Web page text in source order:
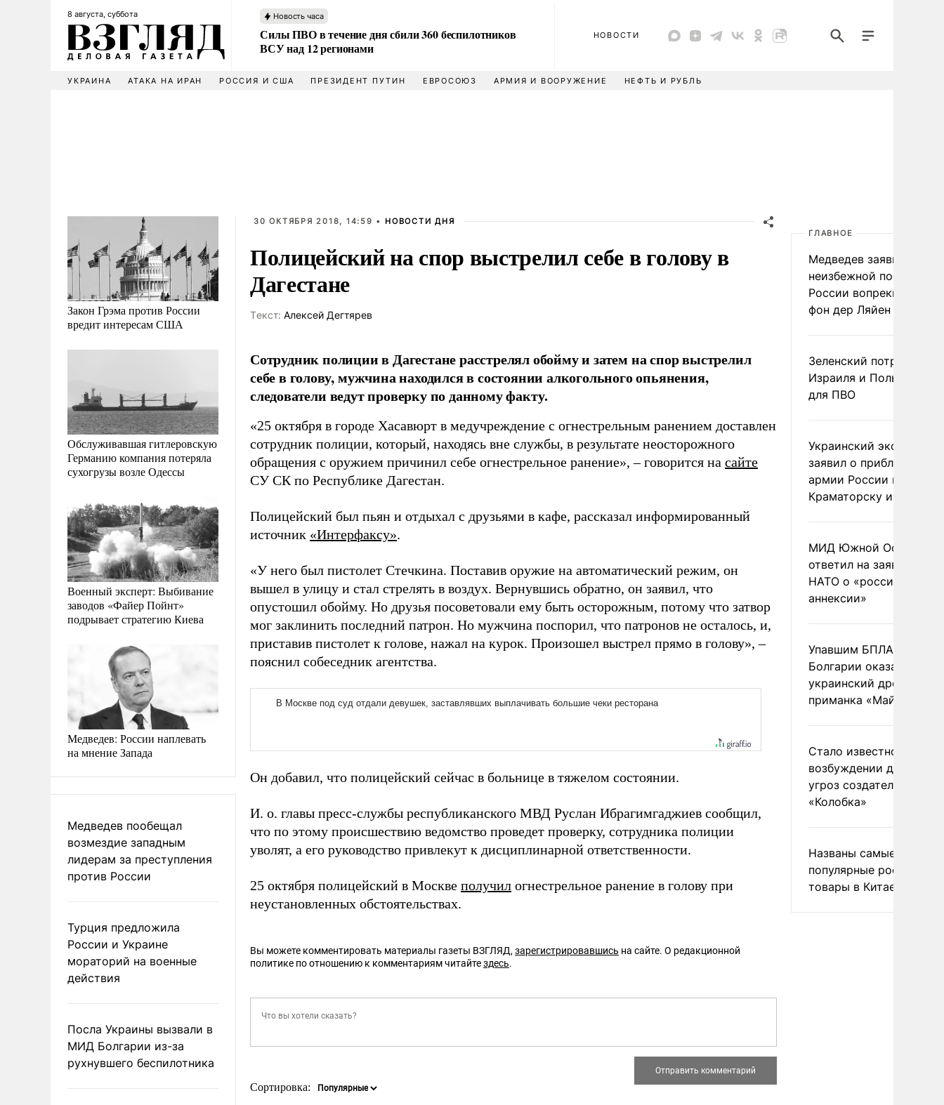
8 августа, суббота Новость часа
Силы ПВО в течение дня сбили 360 беспилотников
ВСУ над 12 регионами
НОВОСТИ
УКРАИНА АТАКА НА ИРАН РОССИЯ И США ПРЕЗИДЕНТ ПУТИН ЕВРОСОЮЗ АРМИЯ И ВООРУЖЕНИЕ НЕФТЬ И РУБЛЬ
Закон Грэма против России
вредит интересам США
Обслуживавшая гитлеровскую
Германию компания потеряла
сухогрузы возле Одессы
Военный эксперт: Выбивание
заводов «Файер Пойнт»
подрывает стратегию Киева
Медведев: России наплевать
на мнение Запада
Медведев пообещал
возмездие западным
лидерам за преступления
против России
Турция предложила
России и Украине
мораторий на военные
действия
Посла Украины вызвали в
МИД Болгарии из-за
рухнувшего беспилотника
30 ОКТЯБРЯ 2018, 14:59 • НОВОСТИ ДНЯ
Полицейский на спор выстрелил себе в голову в
Дагестане
Tекст: Алексей Дегтярев
Сотрудник полиции в Дагестане расстрелял обойму и затем на спор выстрелил
себе в голову, мужчина находился в состоянии алкогольного опьянения,
следователи ведут проверку по данному факту.
«25 октября в городе Хасавюрт в медучреждение с огнестрельным ранением доставлен
сотрудник полиции, который, находясь вне службы, в результате неосторожного
обращения с оружием причинил себе огнестрельное ранение», – говорится на сайте
СУ СК по Республике Дагестан.
Полицейский был пьян и отдыхал с друзьями в кафе, рассказал информированный
источник «Интерфаксу».
«У него был пистолет Стечкина. Поставив оружие на автоматический режим, он
вышел в улицу и стал стрелять в воздух. Вернувшись обратно, он заявил, что
опустошил обойму. Но друзья посоветовали ему быть осторожным, потому что затвор
мог заклинить последний патрон. Но мужчина поспорил, что патронов не осталось, и,
приставив пистолет к голове, нажал на курок. Произошел выстрел прямо в голову», –
пояснил собеседник агентства.
Он добавил, что полицейский сейчас в больнице в тяжелом состоянии.
И. о. главы пресс-службы республиканского МВД Руслан Ибрагимгаджиев сообщил,
что по этому происшествию ведомство проведет проверку, сотрудника полиции
уволят, а его руководство привлекут к дисциплинарной ответственности.
25 октября полицейский в Москве получил огнестрельное ранение в голову при
неустановленных обстоятельствах.
Вы можете комментировать материалы газеты ВЗГЛЯД, зарегистрировавшись на сайте. О редакционной
политике по отношению к комментариям читайтездесь.
Сортировка:
ГЛАВНОЕ
Медведев заявил о
неизбежной победе
России вопреки словам
фон дер Ляйен
Зеленский потребовал
Израиля и Польши
для ПВО
Украинский эксперт
заявил о приближении
армии России к
Краматорску и
МИД Южной Осетии
ответил на заявления
НАТО о «российской
аннексии»
Упавшим БПЛА в
Болгарии оказался
украинский дрон-
приманка «Майя»
Стало известно о
возбуждении дела из-
угроз создателям
«Колобка»
Названы самые
популярные российские
товары в Китае